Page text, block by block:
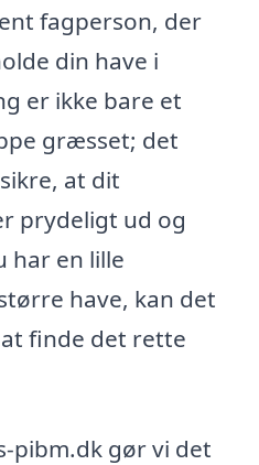
fagperson, der
din have i
er ikke bare et
græsset; det
at dit
prydeligt ud og
har en lille
have, kan det
finde det rette
pibm.dk gør vi det